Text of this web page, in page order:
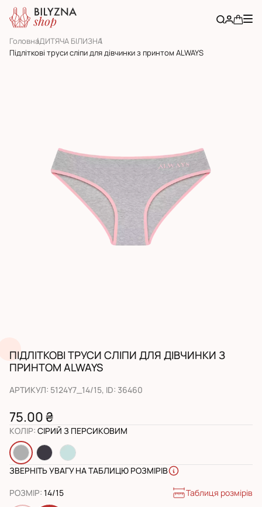
ГоловнаДИТЯЧА БІЛИЗНА
Підліткові труси сліпи для дівчинки з принтом ALWAYS
ПІДЛІТКОВІ ТРУСИ СЛІПИ ДЛЯ ДІВЧИНКИ З
ПРИНТОМ ALWAYS
АРТИКУЛ: 5124Y7_14/15, ID: 36460
75.00 ₴
КОЛІР: СІРИЙ З ПЕРСИКОВИМ
ЗВЕРНІТЬ УВАГУ НА ТАБЛИЦЮ РОЗМІРІВ
РОЗМІР: 14/15 Таблиця розмірів